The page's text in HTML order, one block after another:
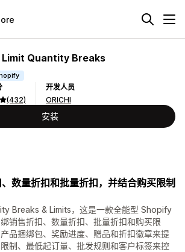
Limit Quantity Breaks
(432)
开发人员
ORICHI
安装
数量折扣和批量折扣，并结合购买限制
Breaks & Limits，这是一款全能型 Shopify
销售折扣、数量折扣、批量折扣和购买限
品捆绑包、奖励进度、赠品和折扣徽章来提
制、最低起订量、批发规则和客户标签来控